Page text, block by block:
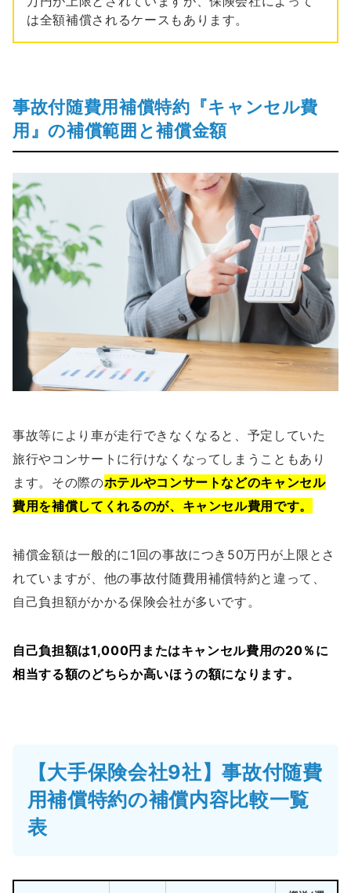
は全額補償されるケースもあります。
事故付随費用補償特約『キャンセル費
用』の補償範囲と補償金額
事故等により車が走行できなくなると、予定していた
旅行やコンサートに行けなくなってしまうこともあり
ます。その際のホテルやコンサートなどのキャンセル
費用を補償してくれるのが、キャンセル費用です。
補償金額は一般的に1回の事故につき50万円が上限とさ
れていますが、他の事故付随費用補償特約と違って、
自己負担額がかかる保険会社が多いです。
自己負担額は1,000円またはキャンセル費用の20％に
相当する額のどちらか高いほうの額になります。
【大手保険会社9社】事故付随費
用補償特約の補償内容比較一覧
表